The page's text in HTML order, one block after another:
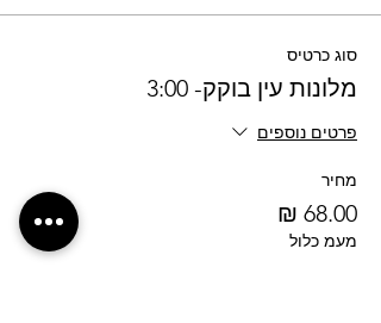
סוג כרטיס
מלונות עין בוקק- 3:00
פרטים נוספים
מחיר
מעמ כלול